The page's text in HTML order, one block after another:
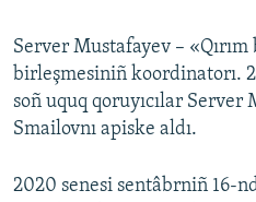
Server Mustafayev –
birleşmesiniñ koordinatorı.
soñ uquq qoruyıcılar Server
Smailovnı apiske aldı.
2020 senesi sentâbrniñ 16-